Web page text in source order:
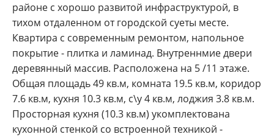
районе с хорошо развитой инфраструктурой, в
тихом отдаленном от городской суеты месте.
Квартира с современным ремонтом, напольное
покрытие - плитка и ламинад. Внутреннмие двери
деревянный массив. Расположена на 5 /11 этаже.
Общая площадь 49 кв.м, комната 19.5 кв.м, коридор
7.6 кв.м, кухня 10.3 кв.м, с\у 4 кв.м, лоджия 3.8 кв.м.
Просторная кухня (10.3 кв.м) укомплектована
кухонной стенкой со встроенной техникой -